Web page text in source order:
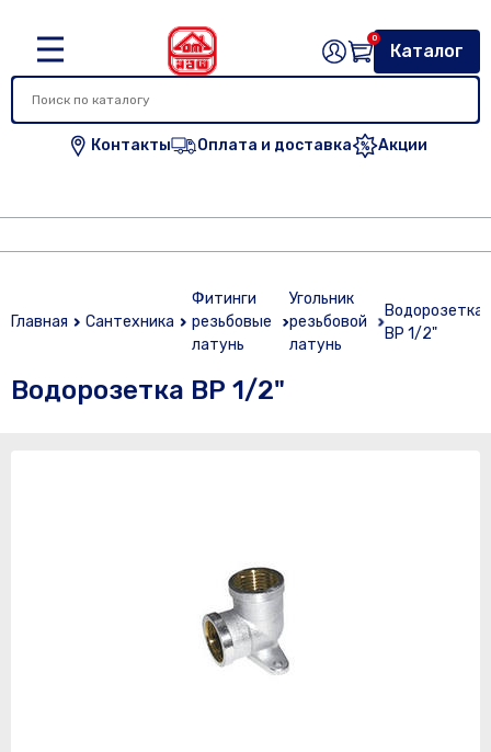
Контакты Оплата и доставка Акции
Каталог
0
Главная Сантехника
Фитинги
резьбовые
латунь
Угольник
резьбовой
латунь
Водорозетка
ВР 1/2"
Водорозетка ВР 1/2"